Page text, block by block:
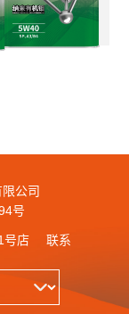
公司
号
号店 联系